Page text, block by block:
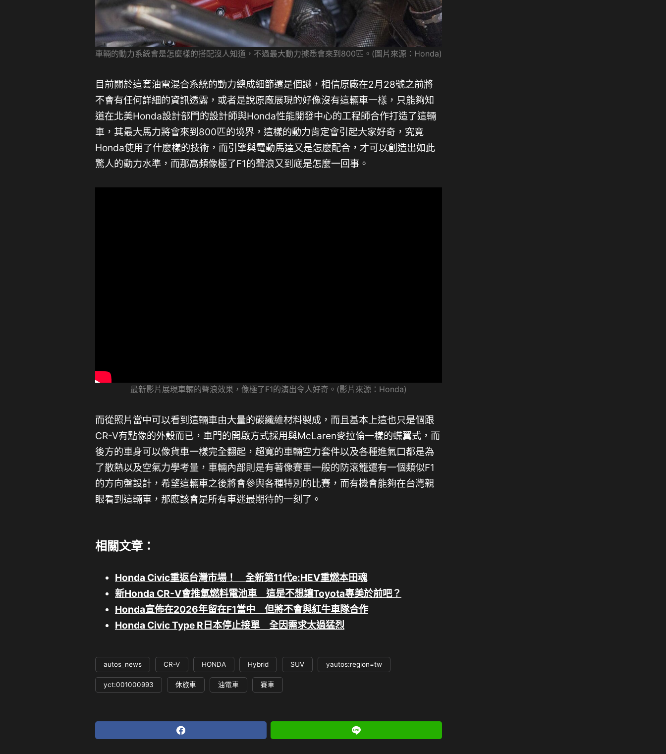
車輛的動力系統會是怎麼樣的搭配沒人知道，不過最大動力據悉會來到800匹。(圖片來源：Honda)
目前關於這套油電混合系統的動力總成細節還是個謎，相信原廠在2月28號之前將
不會有任何詳細的資訊透露，或者是說原廠展現的好像沒有這輛車一樣，只能夠知
道在北美Honda設計部門的設計師與Honda性能開發中心的工程師合作打造了這輛
車，其最大馬力將會來到800匹的境界，這樣的動力肯定會引起大家好奇，究竟
Honda使用了什麼樣的技術，而引擎與電動馬達又是怎麼配合，才可以創造出如此
驚人的動力水準，而那高頻像極了F1的聲浪又到底是怎麼一回事。
最新影片展現車輛的聲浪效果，像極了F1的演出令人好奇。(影片來源：Honda)
而從照片當中可以看到這輛車由大量的碳纖維材料製成，而且基本上這也只是個跟
CR-V有點像的外殼而已，車門的開啟方式採用與McLaren麥拉倫一樣的蝶翼式，而
後方的車身可以像貨車一樣完全翻起，超寬的車輛空力套件以及各種進氣口都是為
了散熱以及空氣力學考量，車輛內部則是有著像賽車一般的防滾籠還有一個類似F1
的方向盤設計，希望這輛車之後將會參與各種特別的比賽，而有機會能夠在台灣親
眼看到這輛車，那應該會是所有車迷最期待的一刻了。
相關文章：
Honda Civic重返台灣市場！ 全新第11代e:HEV重燃本田魂
新Honda CR-V會推氫燃料電池車 這是不想讓Toyota專美於前吧？
Honda宣佈在2026年留在F1當中 但將不會與紅牛車隊合作
Honda Civic Type R日本停止接單 全因需求太過猛烈
autos_news CR-V HONDA Hybrid SUV yautos:region=tw
yct:001000993 休旅車 油電車 賽車